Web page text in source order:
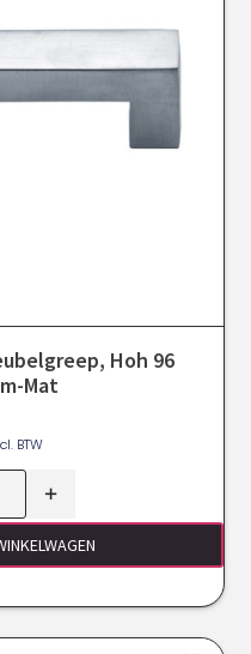
Hoh 96
Mat
BTW
+